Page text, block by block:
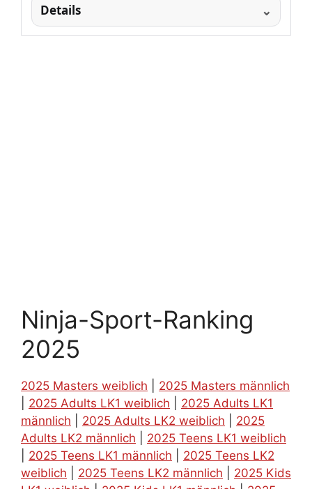
Details
Ninja-Sport-Ranking
2025
2025 Masters weiblich
2025 Masters männlich
2025 Adults LK1 weiblich
2025 Adults LK1
männlich
2025 Adults LK2 weiblich
2025
Adults LK2 männlich
2025 Teens LK1 weiblich
2025 Teens LK1 männlich
2025 Teens LK2
weiblich
2025 Teens LK2 männlich
2025 Kids